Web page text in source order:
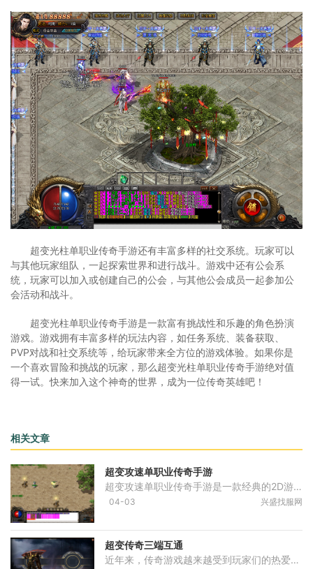
超变光柱单职业传奇手游还有丰富多样的社交系统。玩家可以
与其他玩家组队，一起探索世界和进行战斗。游戏中还有公会系
统，玩家可以加入或创建自己的公会，与其他公会成员一起参加公
会活动和战斗。
超变光柱单职业传奇手游是一款富有挑战性和乐趣的角色扮演
游戏。游戏拥有丰富多样的玩法内容，如任务系统、装备获取、
PVP对战和社交系统等，给玩家带来全方位的游戏体验。如果你是
一个喜欢冒险和挑战的玩家，那么超变光柱单职业传奇手游绝对值
得一试。快来加入这个神奇的世界，成为一位传奇英雄吧！
相关文章
超变攻速单职业传奇手游
超变攻速单职业传奇手游是一款经典的2D游戏，以角色扮演为主题，让玩家享受万人在线的体验，与其他玩家进行互动。游戏中有丰富的强化装备系统、剧情任务、地图传送NPC、装备强化
04-03 兴盛找服网
超变传奇三端互通
近年来，传奇游戏越来越受到玩家们的热爱和追捧，它以其独特的2D像素风格、丰富的角色扮演元素、万人在线的社交互动等特点，成为了一个不可忽视的游戏类型。而如今有一款名为“